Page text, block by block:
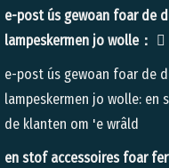
e-post ús gewoan foar de
lampeskermen jo wolle： 
e-post ús gewoan foar de
lampeskermen jo wolle: en
de klanten om 'e wrâld
en stof accessoires foar